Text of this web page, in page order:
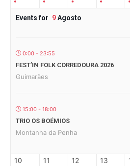
Events for 9Agosto
0:00 - 23:55
FEST’IN FOLK CORREDOURA 2026
Guimarães
15:00 - 18:00
TRIO OS BOÉMIOS
Montanha da Penha
10 11 12 13